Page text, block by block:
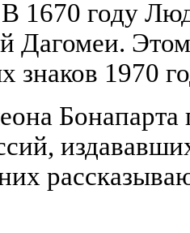
1670 году
Дагомеи.
знаков 1970